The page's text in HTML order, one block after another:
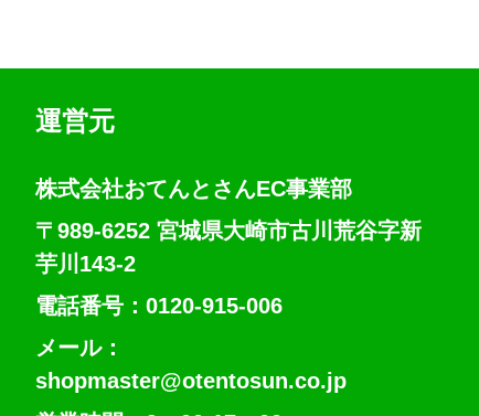
運営元
株式会社おてんとさんEC事業部
〒989-6252 宮城県大崎市古川荒谷字新
芋川143-2
電話番号：0120-915-006
メール：
shopmaster@otentosun.co.jp